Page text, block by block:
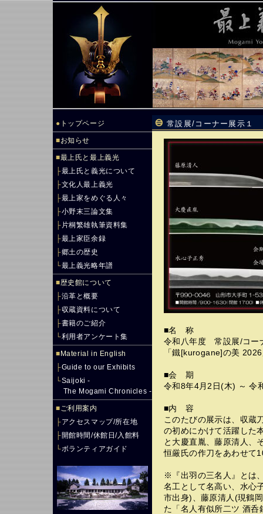
● トップページ
■お知らせ
■最上氏と最上義光
├最上氏と義光について
├文化人最上義光
├最上家をめぐる人々
├小野末三論文集
├ 片桐繁雄執筆資料集
├最上家臣余録
├郷土の歴史
└最上義光略年譜
■歴史館について
├沿革と概要
├収蔵資料について
├書籍のご紹介
└利用者アンケート集
■ Material in English
├Guide to our Exhibits
└Saijoki -
The Mogami Chronicles -
■ご利用案内
├アクセスマップ/所在地
├開館時間/休館日/入館料
└ボランティアガイド
常設展/コーナー展示
■名 称
令和八年度 常設展/コー
「鐵[kurogane]の美
■会 期
令和8年4月2日(木) ～
■内 容
このたびの展示は、収蔵
の初めにかけて活躍した
と大慶直胤、藤原清人、
恒厳氏の作刀をあわせて
※『出羽の三名人』とは
名工として名高い、水心
市出身)、藤原清人(現鶴
た「名人有似所二ツ 酒